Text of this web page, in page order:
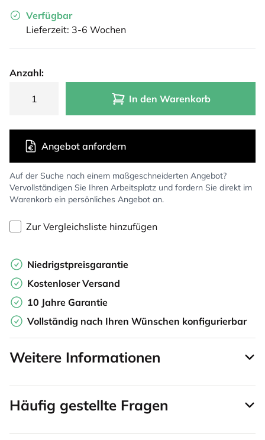
Verfügbar
Lieferzeit: 3-6 Wochen
Anzahl:
In den Warenkorb
Auf der Suche nach einem maßgeschneiderten Angebot?
Vervollständigen Sie Ihren Arbeitsplatz und fordern Sie direkt im
Warenkorb ein persönliches Angebot an.
Angebot anfordern
Zur Vergleichsliste hinzufügen
Niedrigstpreisgarantie
Kostenloser Versand
10 Jahre Garantie
Vollständig nach Ihren Wünschen konfigurierbar
Weitere Informationen
Häufig gestellte Fragen